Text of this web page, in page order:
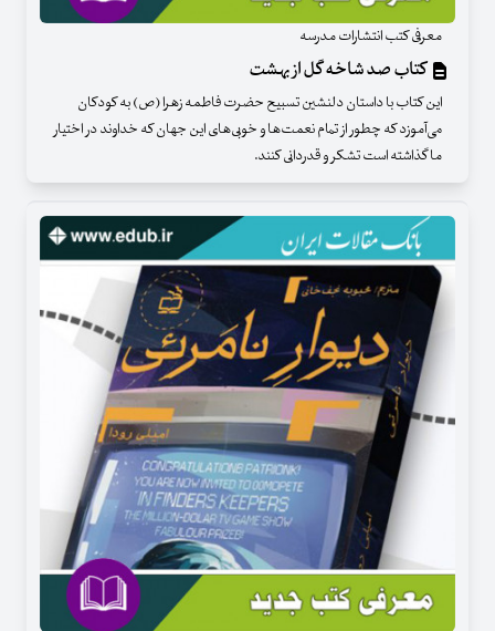
معرفی کتب انتشارات مدرسه
کتاب صد شاخه گل از بهشت
این کتاب با داستان دلنشین تسبیح حضرت فاطمه زهرا (ص) به کودکان
می‌آموزد که چطور از تمام نعمت‌ها و خوبی‌های این جهان که خداوند در اختیار
ما گذاشته است تشکر و قدردانی کنند.